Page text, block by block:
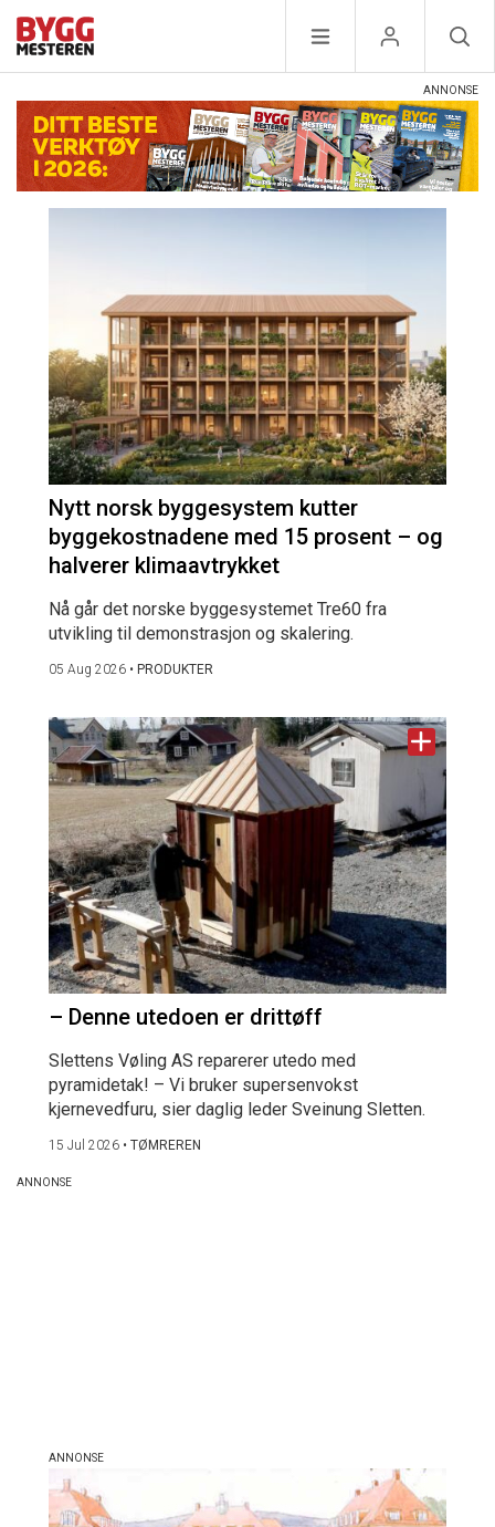
Nytt norsk byggesystem kutter
byggekostnadene med 15 prosent – og
halverer klimaavtrykket
Nå går det norske byggesystemet Tre60 fra
utvikling til demonstrasjon og skalering.
05 Aug 2026 • PRODUKTER
– Denne utedoen er drittøff
Slettens Vøling AS reparerer utedo med
pyramidetak! – Vi bruker supersenvokst
kjernevedfuru, sier daglig leder Sveinung Sletten.
15 Jul 2026 • TØMREREN